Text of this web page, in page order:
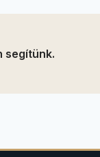
segítünk.